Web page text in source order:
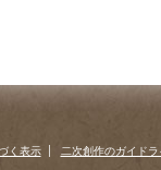
く表示 二次創作のガイドラ